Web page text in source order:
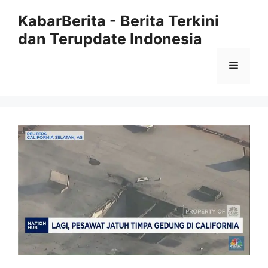
KabarBerita - Berita Terkini
dan Terupdate Indonesia
Menu